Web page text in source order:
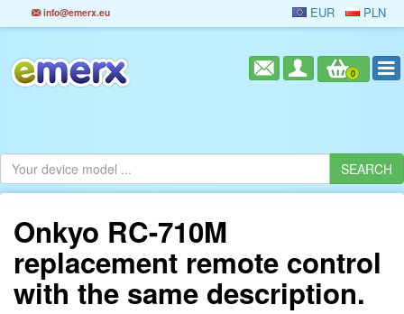
info@emerx.eu EUR PLN
0
Onkyo RC-710M
replacement remote control
with the same description.